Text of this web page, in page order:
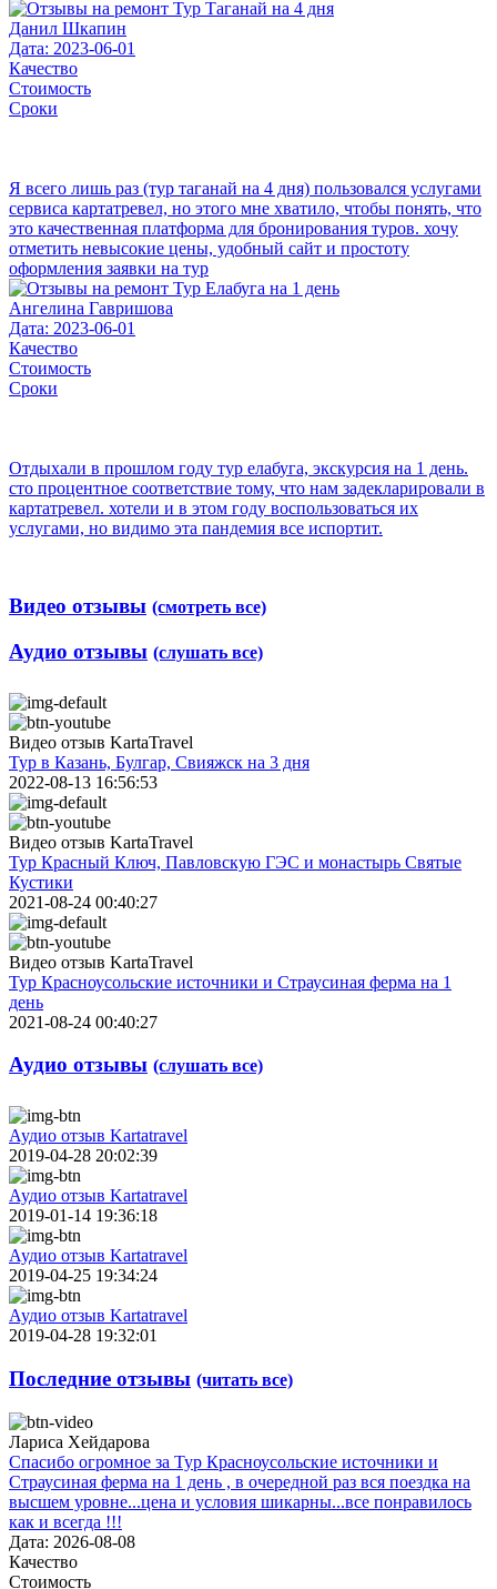
Данил Шкапин
Дата: 2023-06-01
Качество
Стоимость
Сроки
Я всего лишь раз (тур таганай на 4 дня) пользовался услугами
сервиса картатревел, но этого мне хватило, чтобы понять, что
это качественная платформа для бронирования туров. хочу
отметить невысокие цены, удобный сайт и простоту
оформления заявки на тур
Ангелина Гавришова
Дата: 2023-06-01
Качество
Стоимость
Сроки
Отдыхали в прошлом году тур елабуга, экскурсия на 1 день.
сто процентное соответствие тому, что нам задекларировали в
картатревел. хотели и в этом году воспользоваться их
услугами, но видимо эта пандемия все испортит.
Видео отзывы (смотреть все)
Аудио отзывы (слушать все)
Видео отзыв KartaTravel
Тур в Казань, Булгар, Свияжск на 3 дня
2022-08-13 16:56:53
Видео отзыв KartaTravel
Тур Красный Ключ, Павловскую ГЭС и монастырь Святые
Кустики
2021-08-24 00:40:27
Видео отзыв KartaTravel
Тур Красноусольские источники и Страусиная ферма на 1
день
2021-08-24 00:40:27
Аудио отзывы (слушать все)
Аудио отзыв Kartatravel
2019-04-28 20:02:39
Аудио отзыв Kartatravel
2019-01-14 19:36:18
Аудио отзыв Kartatravel
2019-04-25 19:34:24
Аудио отзыв Kartatravel
2019-04-28 19:32:01
Последние отзывы (читать все)
Лариса Хейдарова
Спасибо огромное за Тур Красноусольские источники и
Страусиная ферма на 1 день , в очередной раз вся поездка на
высшем уровне...цена и условия шикарны...все понравилось
как и всегда !!!
Дата: 2026-08-08
Качество
Стоимость